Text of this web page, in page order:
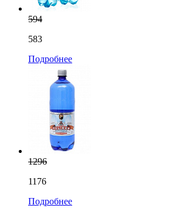
594
583
Подробнее
1296
1176
Подробнее